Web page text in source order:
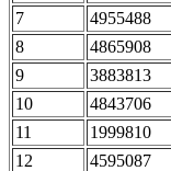
7 4955488
8 4865908
9 3883813
10 4843706
11 1999810
12 4595087